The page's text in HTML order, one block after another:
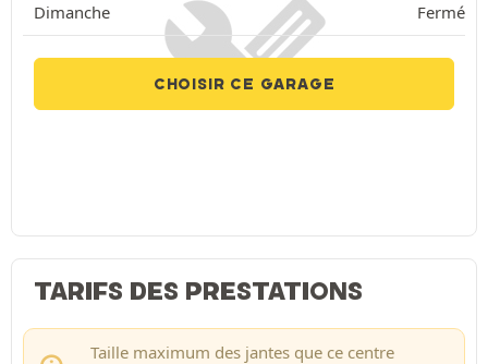
Dimanche Fermé
CHOISIR CE GARAGE
TARIFS DES PRESTATIONS
Taille maximum des jantes que ce centre